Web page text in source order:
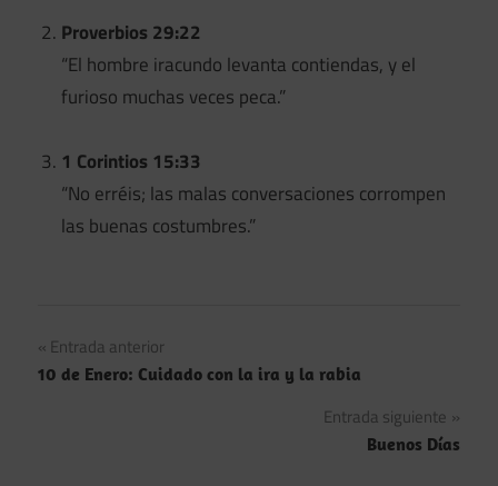
Proverbios 29:22
“El hombre iracundo levanta contiendas, y el
furioso muchas veces peca.”
1 Corintios 15:33
“No erréis; las malas conversaciones corrompen
las buenas costumbres.”
Navegación
de
Entrada anterior
10 de Enero: Cuidado con la ira y la rabia
Entrada siguiente
Buenos Días